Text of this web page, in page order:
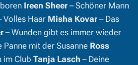
Ireen Sheer – Schöner Mann
Volles Haar Misha Kovar – Das
– Wunden gibt es immer wieder
Panne mit der Susanne Ross
im Club Tanja Lasch – Deine